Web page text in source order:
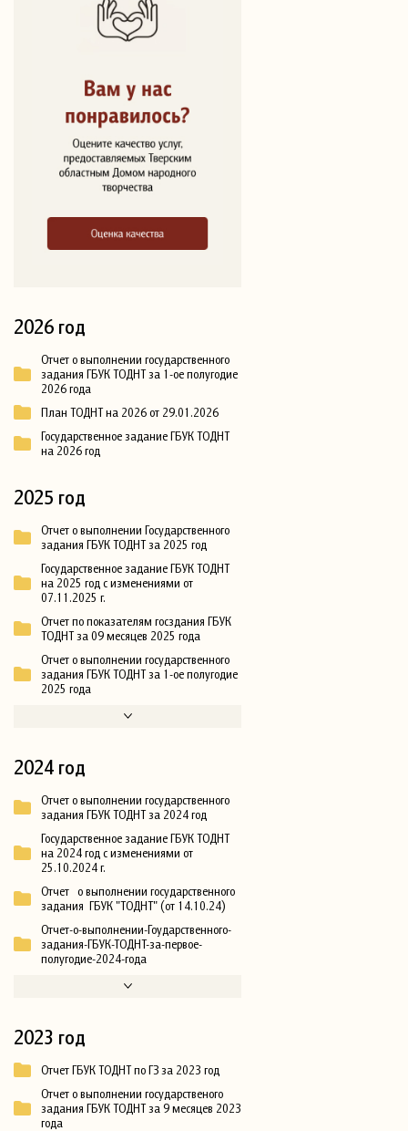
2026 год
Отчет о выполнении государственного
задания ГБУК ТОДНТ за 1-ое полугодие
2026 года
План ТОДНТ на 2026 от 29.01.2026
Государственное задание ГБУК ТОДНТ
на 2026 год
2025 год
Отчет о выполнении Государственного
задания ГБУК ТОДНТ за 2025 год
Государственное задание ГБУК ТОДНТ
на 2025 год с изменениями от
07.11.2025 г.
Отчет по показателям госздания ГБУК
ТОДНТ за 09 месяцев 2025 года
Отчет о выполнении государственного
задания ГБУК ТОДНТ за 1-ое полугодие
2025 года
2024 год
Отчет о выполнении государственного
задания ГБУК ТОДНТ за 2024 год
Государственное задание ГБУК ТОДНТ
на 2024 год с изменениями от
25.10.2024 г.
Отчет о выполнении государственного
задания ГБУК "ТОДНТ" (от 14.10.24)
Отчет-о-выполнении-Гоударственного-
задания-ГБУК-ТОДНТ-за-первое-
полугодие-2024-года
2023 год
Отчет ГБУК ТОДНТ по ГЗ за 2023 год
Отчет о выполнении государственого
задания ГБУК ТОДНТ за 9 месяцев 2023
года